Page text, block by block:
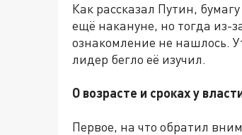
Как рассказал Путин,
ещё накануне, но тогда из-
ознакомление не нашлось.
лидер бегло её изучил.
О возрасте и сроках у
Первое, на что обратил